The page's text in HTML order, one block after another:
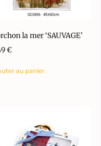
la mer ‘SAUVAGE’
€
au panier